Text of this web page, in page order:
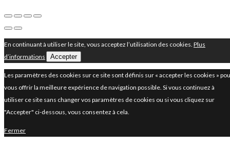
En continuant à utiliser le site, vous acceptez l’utilisation des cookies. Plus
d’informations
Accepter
Les paramètres des cookies sur ce site sont définis sur « accepter les cookies »
vous offrir la meilleure expérience de navigation possible. Si vous continuez à
utiliser ce site sans changer vos paramètres de cookies ou si vous cliquez sur
"Accepter" ci-dessous, vous consentez à cela.
Fermer